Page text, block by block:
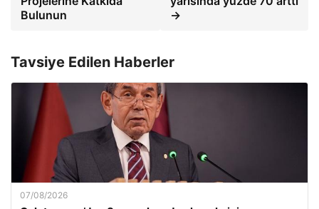
Bulunun
→
Tavsiye Edilen Haberler
07/08/2026